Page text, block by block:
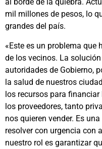
mil millones de pesos, lo
grandes del país.
«Este es un problema que
de los vecinos. La
autoridades de Gobierno,
la salud de nuestros
los recursos para
los proveedores, tanto
nos quieren vender. Es
resolver con urgencia con
nuestro rol es garantizar